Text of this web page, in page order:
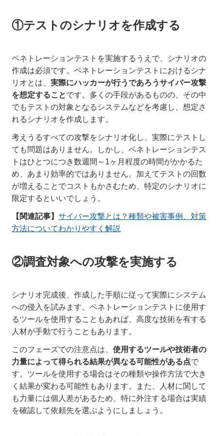
①テストのシナリオを作成する
ペネトレーションテストを実施するうえで、シナリオの
作成は必須です。ペネトレーションテストにおけるシナ
リオとは、 実際にハッカーが行うであろうサイバー攻撃
を想定することです。多くの手段があるものの、その中
でもテストの対象となるシステムなどを考慮し、想定さ
れるシナリオを作成します。
考えうるすべての攻撃をシナリオ化し、実際にテストし
ても問題はありません。しかし、ペネトレーションテス
トはひとつにつき数週間～1ヶ月程度の時間がかかるた
め、あまり効率的ではありません。加えてテストの回数
が増えることでコストもかさむため、特定のシナリオに
限定するといいでしょう。
【関連記事】 サイバー攻撃とは？種類や被害事例、対策
方法についてわかりやすく解説
②調査対象への攻撃を実施する
シナリオ完成後、作成した手順に従って実際にシステム
への侵入を試みます。ペネトレーションテストに使用す
るツールを使用することもあれば、高度な技術を有する
人材が手動で行うこともあります。
このフェーズでの注意点は、 使用するツールや技術者の
力量によって得られる結果が異なる可能性がある点で
す。ツールを使用する場合はその種類や操作方法で大き
く結果が変わる可能性もあります。また、人材に関して
も力量には個人差があるため、特に外注する場合は実績
を確認して依頼先を選ぶようにしましょう。